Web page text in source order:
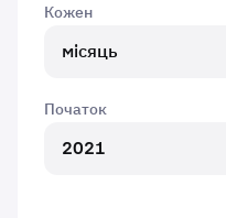
Кожен
місяць
Початок
2021